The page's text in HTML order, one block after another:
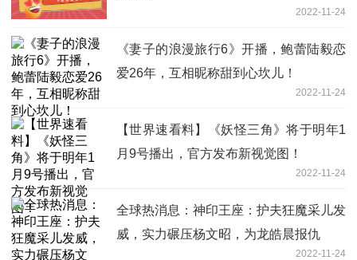
2022-11-24
《妻子的浪漫旅行6》开播，鲍蕾陆毅恋
爱26年，互相昵称甜到心坎儿！
2022-11-24
【世界速看料】《妖怪三角》将于明年1
月9号播出，官方发布新视觉图！
2022-11-24
全球热消息：神印王座：护夫狂魔采儿发
威，实力碾压杨文昭，为龙皓晨报仇
2022-11-24